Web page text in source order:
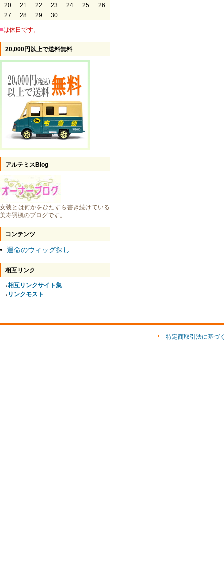
20
21 22 23 24 25
26
27
28 29 30
■は休日です。
20,000円以上で送料無料
アルテミスBlog
女装とは何かをひたすら書き続けている
美寿羽楓のブログです。
コンテンツ
● 運命のウィッグ探し
相互リンク
●相互リンクサイト集
● リンクモスト
特定商取引法に基づ